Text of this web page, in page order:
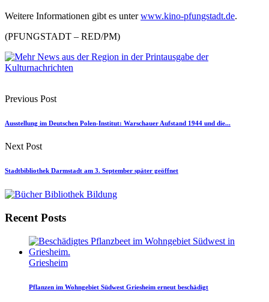
Weitere Informationen gibt es unterwww.kino-pfungstadt.de.
(PFUNGSTADT – RED/PM)
Previous Post
Ausstellung im Deutschen Polen-Institut: Warschauer Aufstand 1944 und die...
Next Post
Stadtbibliothek Darmstadt am 3. September später geöffnet
Recent Posts
Griesheim
Pflanzen im Wohngebiet Südwest Griesheim erneut beschädigt